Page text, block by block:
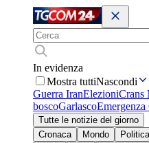
In evidenza
Mostra tuttiNascondi
Guerra IranElezioniCrans
boscoGarlascoEmergenza
Tutte le notizie del giorno
Cronaca
Mondo Politica